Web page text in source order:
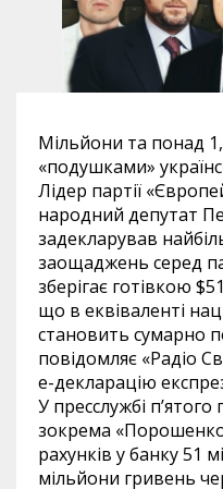
Мільйони та понад
«подушками»
Лідер партії
народний депутат
задекларував
заощаджень серед
зберігає готівкою
що в еквіваленті
становить сумарно
повідомляє «Радіо
е-декларацію
У пресслужбі
зокрема
рахунків у банку 51
мільйони гривень